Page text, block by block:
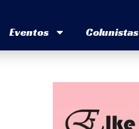
Eventos Colunistas